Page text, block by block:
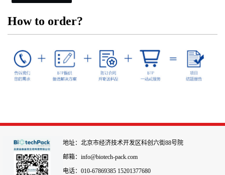
How to order?
地址：北京市经济技术开发区科创六街88号院
邮箱：info@biotech-pack.com
电话：010-67869385 15201377680